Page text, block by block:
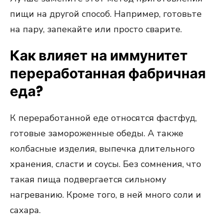
пищи на другой способ. Например, готовьте
на пару, запекайте или просто сварите.
Как влияет на иммунитет
переработанная фабричная
еда?
К переработанной еде относятся фастфуд,
готовые замороженные обеды. А также
колбасные изделия, выпечка длительного
хранения, сласти и соусы. Без сомнения, что
такая пища подвергается сильному
нагреванию. Кроме того, в ней много соли и
сахара.